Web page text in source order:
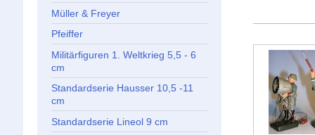
Müller & Freyer
Pfeiffer
Militärfiguren 1. Weltkrieg 5,5 - 6
cm
Standardserie Hausser 10,5 -11
cm
Standardserie Lineol 9 cm